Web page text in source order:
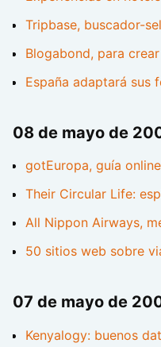
Tripbase, buscador-
Blogabond, para
España adaptará sus
08 de mayo de
gotEuropa, guía
Their Circular Life:
All Nippon Airways,
50 sitios web sobre
07 de mayo de
Kenyalogy: buenos